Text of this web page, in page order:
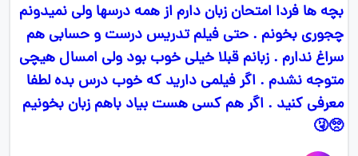
بچه ها فردا امتحان زبان دارم از همه درسها ولی نمیدونم
چجوری بخونم . حتی فیلم تدریس درست و حسابی هم
سراغ ندارم . زبانم قبلا خیلی خوب بود ولی امسال هیچی
متوجه نشدم . اگر فیلمی دارید که خوب درس بده لطفا
معرفی کنید . اگر هم کسی هست بیاد باهم زبان بخونیم
🥺🤧